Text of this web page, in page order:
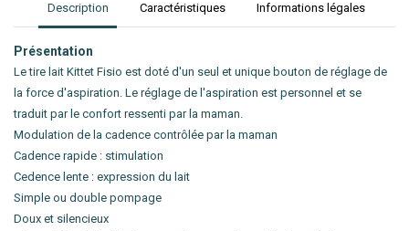
Description Caractéristiques Informations légales
Présentation
Le tire lait Kittet Fisio est doté d'un seul et unique bouton de réglage de
la force d'aspiration. Le réglage de l'aspiration est personnel et se
traduit par le confort ressenti par la maman.
Modulation de la cadence contrôlée par la maman
Cadence rapide : stimulation
Cedence lente : expression du lait
Simple ou double pompage
Doux et silencieux